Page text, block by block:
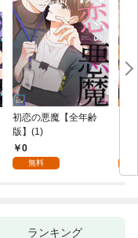
初恋の悪魔【全年齢
版】(1)
0
無料
ランキング